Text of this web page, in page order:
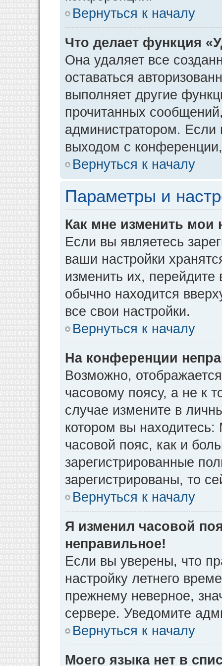
Вернуться к началу
Что делает функция
Она удаляет все
оставаться
выполняет другие
прочитанных
администратором. Если
выходом с
Вернуться к началу
Параметры и
Как мне изменить мои
Если вы являетесь
ваши настройки
изменить их, перейдите
обычно находится
все свои настройки.
Вернуться к началу
На конференции
Возможно,
часовому поясу, а не к
случае измените в
котором вы находитесь:
часовой пояс, как и
зарегистрированные
зарегистрированы, то
Вернуться к началу
Я изменил часовой
неправильное!
Если вы уверены, что
настройку летнего
прежнему неверное,
сервере. Уведомите
Вернуться к началу
Моего языка нет в